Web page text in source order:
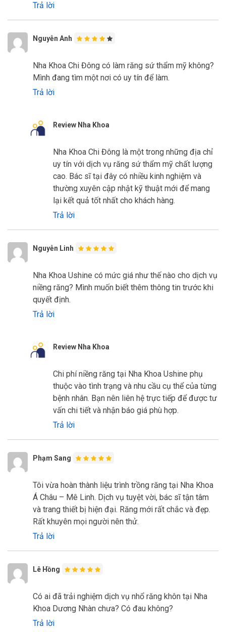
Trả lời
Nguyễn Anh
Nha Khoa Chi Đông có làm răng sứ thẩm mỹ không?
Mình đang tìm một nơi có uy tín để làm.
Trả lời
Review Nha Khoa
Nha Khoa Chi Đông là một trong những địa chỉ
uy tín với dịch vụ răng sứ thẩm mỹ chất lượng
cao. Bác sĩ tại đây có nhiều kinh nghiệm và
thường xuyên cập nhật kỹ thuật mới để mang
lại kết quả tốt nhất cho khách hàng.
Trả lời
Nguyễn Linh
Nha Khoa Ushine có mức giá như thế nào cho dịch vụ
niềng răng? Mình muốn biết thêm thông tin trước khi
quyết định.
Trả lời
Review Nha Khoa
Chi phí niềng răng tại Nha Khoa Ushine phụ
thuộc vào tình trạng và nhu cầu cụ thể của từng
bệnh nhân. Bạn nên liên hệ trực tiếp để được tư
vấn chi tiết và nhận báo giá phù hợp.
Trả lời
Phạm Sang
Tôi vừa hoàn thành liệu trình trồng răng tại Nha Khoa
Á Châu – Mê Linh. Dịch vụ tuyệt vời, bác sĩ tận tâm
và trang thiết bị hiện đại. Răng mới rất chắc và đẹp.
Rất khuyên mọi người nên thử.
Trả lời
Lê Hồng
Có ai đã trải nghiệm dịch vụ nhổ răng khôn tại Nha
Khoa Dương Nhàn chưa? Có đau không?
Trả lời